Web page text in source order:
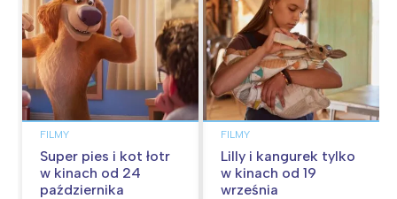
FILMY
Super pies i kot łotr
w kinach od 24
października
FILMY
Lilly i kangurek tylko
w kinach od 19
września